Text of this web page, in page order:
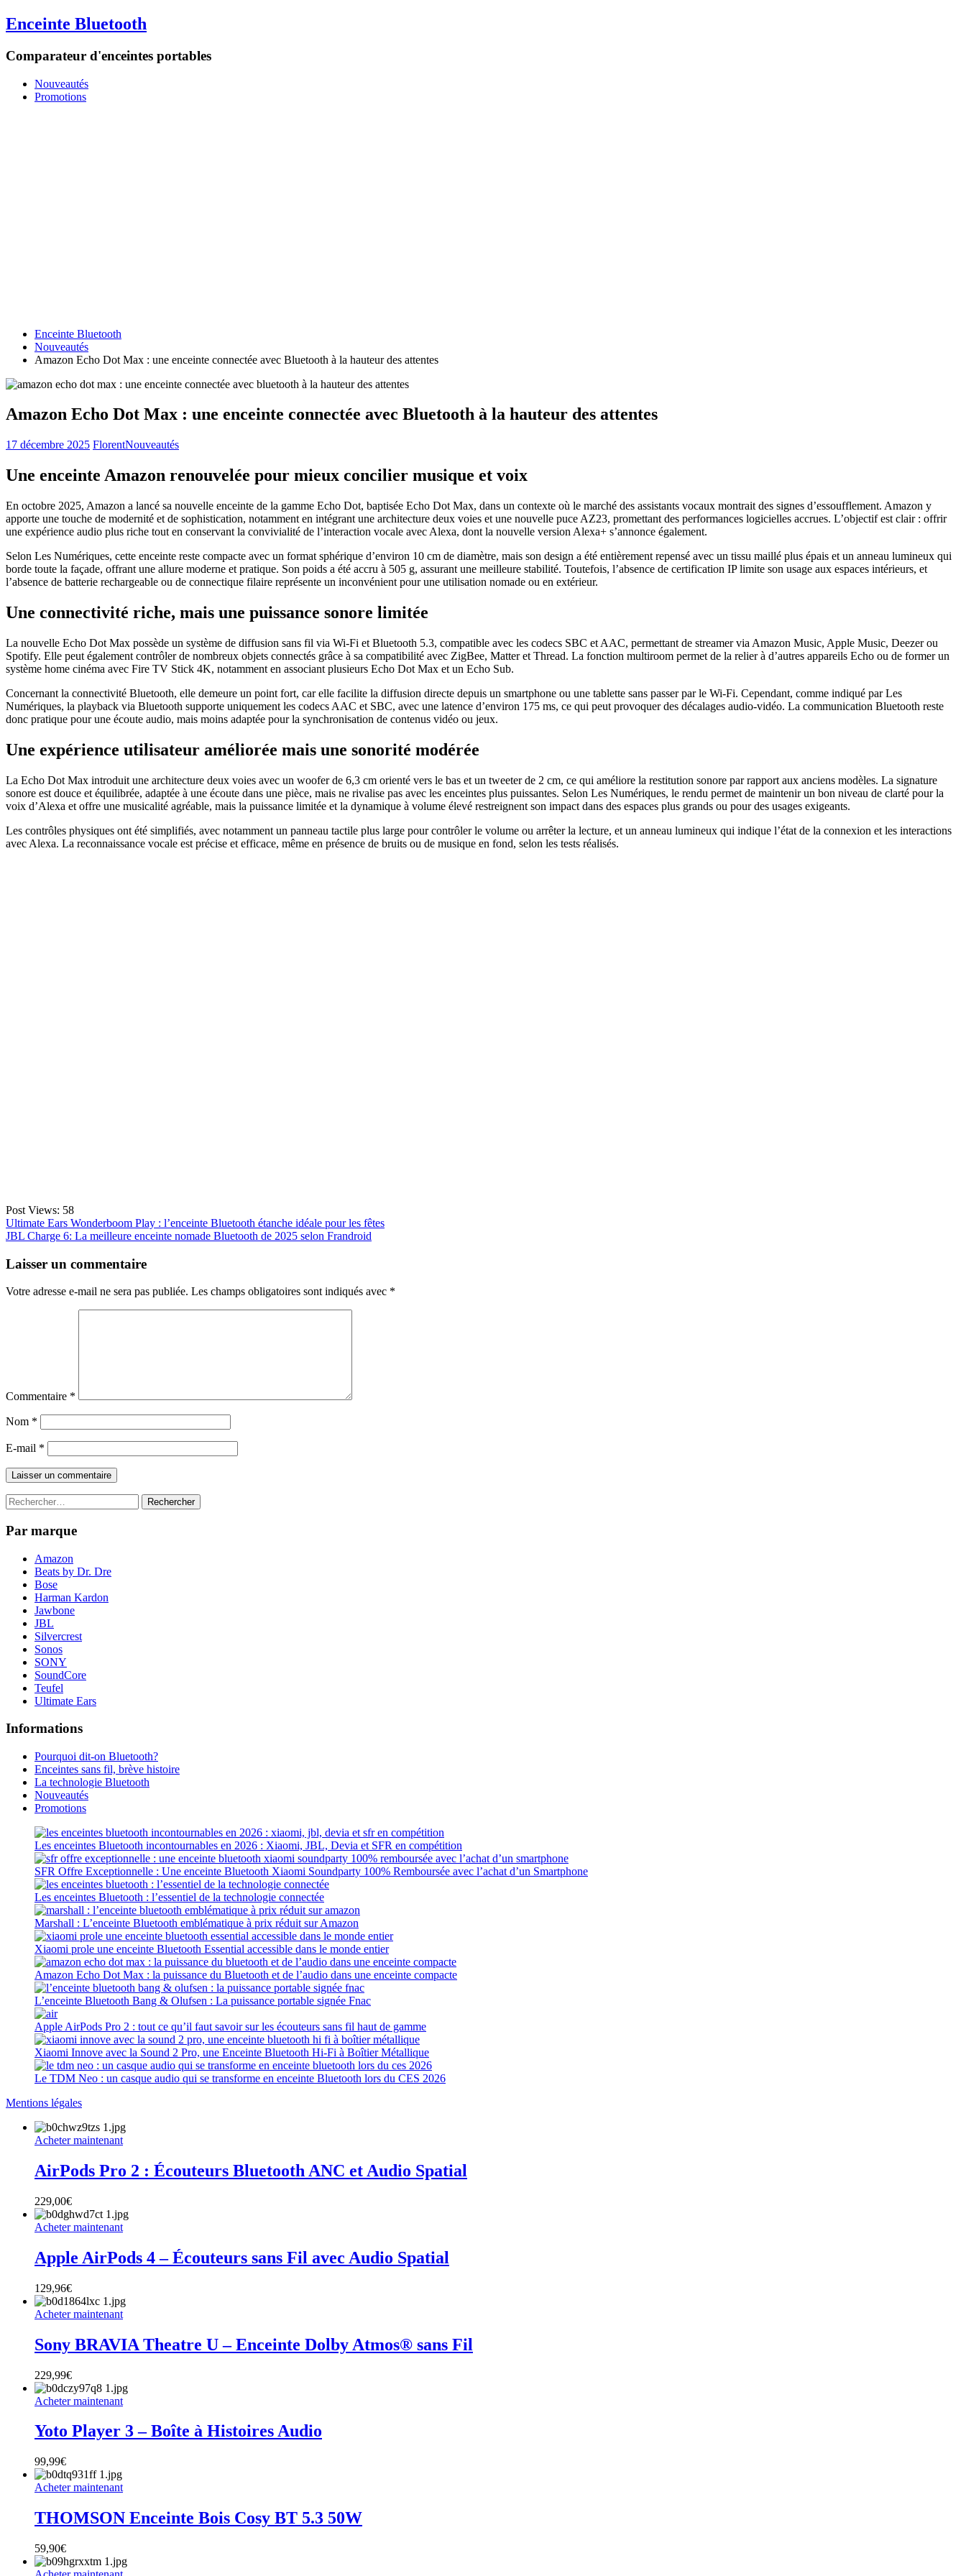
Enceinte Bluetooth
Comparateur d'enceintes portables
Nouveautés
Promotions
Enceinte Bluetooth
Nouveautés
Amazon Echo Dot Max : une enceinte connectée avec Bluetooth à la hauteur des attentes
Amazon Echo Dot Max : une enceinte connectée avec Bluetooth à la hauteur des attentes
17 décembre 2025 FlorentNouveautés
Une enceinte Amazon renouvelée pour mieux concilier musique et voix
En octobre 2025, Amazon a lancé sa nouvelle enceinte de la gamme Echo Dot, baptisée Echo Dot Max, dans un contexte où le marché des assistants vocaux montrait des signes d’essoufflement. Amazon y
apporte une touche de modernité et de sophistication, notamment en intégrant une architecture deux voies et une nouvelle puce AZ23, promettant des performances logicielles accrues. L’objectif est clair : offrir
une expérience audio plus riche tout en conservant la convivialité de l’interaction vocale avec Alexa, dont la nouvelle version Alexa+ s’annonce également.
Selon Les Numériques, cette enceinte reste compacte avec un format sphérique d’environ 10 cm de diamètre, mais son design a été entièrement repensé avec un tissu maillé plus épais et un anneau lumineux qui
borde toute la façade, offrant une allure moderne et pratique. Son poids a été accru à 505 g, assurant une meilleure stabilité. Toutefois, l’absence de certification IP limite son usage aux espaces intérieurs, et
l’absence de batterie rechargeable ou de connectique filaire représente un inconvénient pour une utilisation nomade ou en extérieur.
Une connectivité riche, mais une puissance sonore limitée
La nouvelle Echo Dot Max possède un système de diffusion sans fil via Wi-Fi et Bluetooth 5.3, compatible avec les codecs SBC et AAC, permettant de streamer via Amazon Music, Apple Music, Deezer ou
Spotify. Elle peut également contrôler de nombreux objets connectés grâce à sa compatibilité avec ZigBee, Matter et Thread. La fonction multiroom permet de la relier à d’autres appareils Echo ou de former un
système home cinéma avec Fire TV Stick 4K, notamment en associant plusieurs Echo Dot Max et un Echo Sub.
Concernant la connectivité Bluetooth, elle demeure un point fort, car elle facilite la diffusion directe depuis un smartphone ou une tablette sans passer par le Wi-Fi. Cependant, comme indiqué par Les
Numériques, la playback via Bluetooth supporte uniquement les codecs AAC et SBC, avec une latence d’environ 175 ms, ce qui peut provoquer des décalages audio-vidéo. La communication Bluetooth reste
donc pratique pour une écoute audio, mais moins adaptée pour la synchronisation de contenus vidéo ou jeux.
Une expérience utilisateur améliorée mais une sonorité modérée
La Echo Dot Max introduit une architecture deux voies avec un woofer de 6,3 cm orienté vers le bas et un tweeter de 2 cm, ce qui améliore la restitution sonore par rapport aux anciens modèles. La signature
sonore est douce et équilibrée, adaptée à une écoute dans une pièce, mais ne rivalise pas avec les enceintes plus puissantes. Selon Les Numériques, le rendu permet de maintenir un bon niveau de clarté pour la
voix d’Alexa et offre une musicalité agréable, mais la puissance limitée et la dynamique à volume élevé restreignent son impact dans des espaces plus grands ou pour des usages exigeants.
Les contrôles physiques ont été simplifiés, avec notamment un panneau tactile plus large pour contrôler le volume ou arrêter la lecture, et un anneau lumineux qui indique l’état de la connexion et les interactions
avec Alexa. La reconnaissance vocale est précise et efficace, même en présence de bruits ou de musique en fond, selon les tests réalisés.
Post Views: 58
Navigation
de
l’article
Ultimate Ears Wonderboom Play : l’enceinte Bluetooth étanche idéale pour les fêtes
JBL Charge 6: La meilleure enceinte nomade Bluetooth de 2025 selon Frandroid
Laisser un commentaire
Votre adresse e-mail ne sera pas publiée. Les champs obligatoires sont indiqués avec *
Commentaire *
Nom *
E-mail *
Rechercher :
Par marque
Amazon
Beats by Dr. Dre
Bose
Harman Kardon
Jawbone
JBL
Silvercrest
Sonos
SONY
SoundCore
Teufel
Ultimate Ears
Informations
Pourquoi dit-on Bluetooth?
Enceintes sans fil, brève histoire
La technologie Bluetooth
Nouveautés
Promotions
Les enceintes Bluetooth incontournables en 2026 : Xiaomi, JBL, Devia et SFR en compétition
SFR Offre Exceptionnelle : Une enceinte Bluetooth Xiaomi Soundparty 100% Remboursée avec l’achat d’un Smartphone
Les enceintes Bluetooth : l’essentiel de la technologie connectée
Marshall : L’enceinte Bluetooth emblématique à prix réduit sur Amazon
Xiaomi prole une enceinte Bluetooth Essential accessible dans le monde entier
Amazon Echo Dot Max : la puissance du Bluetooth et de l’audio dans une enceinte compacte
L’enceinte Bluetooth Bang & Olufsen : La puissance portable signée Fnac
Apple AirPods Pro 2 : tout ce qu’il faut savoir sur les écouteurs sans fil haut de gamme
Xiaomi Innove avec la Sound 2 Pro, une Enceinte Bluetooth Hi-Fi à Boîtier Métallique
Le TDM Neo : un casque audio qui se transforme en enceinte Bluetooth lors du CES 2026
Mentions légales
Acheter maintenant
AirPods Pro 2 : Écouteurs Bluetooth ANC et Audio Spatial
229,00€
Acheter maintenant
Apple AirPods 4 – Écouteurs sans Fil avec Audio Spatial
129,96€
Acheter maintenant
Sony BRAVIA Theatre U – Enceinte Dolby Atmos® sans Fil
229,99€
Acheter maintenant
Yoto Player 3 – Boîte à Histoires Audio
99,99€
Acheter maintenant
THOMSON Enceinte Bois Cosy BT 5.3 50W
59,90€